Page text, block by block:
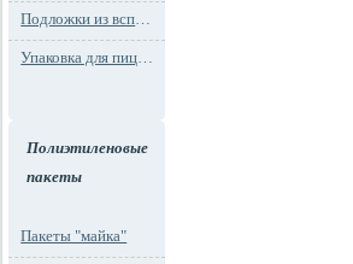
Подложки из вспененного ПС
Упаковка для пиццы
Полиэтиленовые
пакеты
Пакеты "майка"